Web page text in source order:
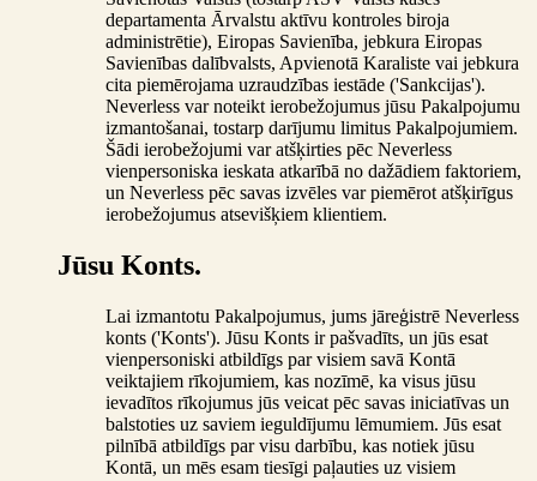
departamenta Ārvalstu aktīvu kontroles biroja
administrētie), Eiropas Savienība, jebkura Eiropas
Savienības dalībvalsts, Apvienotā Karaliste vai jebkura
cita piemērojama uzraudzības iestāde ('Sankcijas').
Neverless var noteikt ierobežojumus jūsu Pakalpojumu
izmantošanai, tostarp darījumu limitus Pakalpojumiem.
Šādi ierobežojumi var atšķirties pēc Neverless
vienpersoniska ieskata atkarībā no dažādiem faktoriem,
un Neverless pēc savas izvēles var piemērot atšķirīgus
ierobežojumus atsevišķiem klientiem.
Jūsu Konts.
Lai izmantotu Pakalpojumus, jums jāreģistrē Neverless
konts ('Konts'). Jūsu Konts ir pašvadīts, un jūs esat
vienpersoniski atbildīgs par visiem savā Kontā
veiktajiem rīkojumiem, kas nozīmē, ka visus jūsu
ievadītos rīkojumus jūs veicat pēc savas iniciatīvas un
balstoties uz saviem ieguldījumu lēmumiem. Jūs esat
pilnībā atbildīgs par visu darbību, kas notiek jūsu
Kontā, un mēs esam tiesīgi paļauties uz visiem